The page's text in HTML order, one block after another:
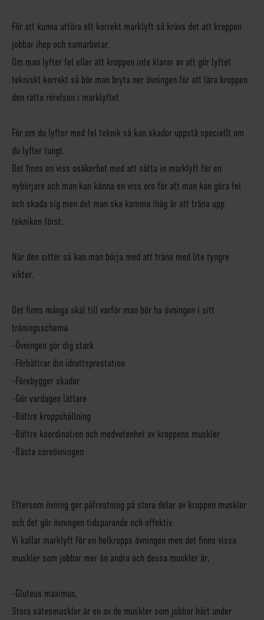
För att kunna utföra ett korrekt marklyft så krävs det att kroppen
jobbar ihop och samarbetar.
Om man lyfter fel eller att kroppen inte klarar av att gör lyftet
tekniskt korrekt så bör man bryta ner övningen för att lära kroppen
den rätta rörelsen i marklyftet.
För om du lyfter med fel teknik så kan skador uppstå speciellt om
du lyfter tungt.
Det finns en viss osäkerhet med att sätta in marklyft för en
nybörjare och man kan känna en viss oro för att man kan göra fel
och skada sig men det man ska komma ihåg är att träna upp
tekniken först.
När den sitter så kan man börja med att träna med lite tyngre
vikter.
Det finns många skäl till varför man bör ha övningen i sitt
träningsschema
-Övningen gör dig stark
-Förbättrar din idrottsprestation
-Förebygger skador
-Gör vardagen lättare
-Bättre kroppshållning
-Bättre koordination och medvetenhet av kroppens muskler
-Bästa coreövningen
Eftersom övning ger påfrestning på stora delar av kroppen muskler
och det gör övningen tidsparande och effektiv.
Vi kallar marklyft för en helkropps övningen men det finns vissa
muskler som jobbar mer än andra och dessa muskler är,
-Gluteus maximus,
Stora sätesmuskler är en av de muskler som jobbar hårt under